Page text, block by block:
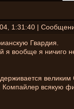
1:31:40 |
Гвардия.
я вообще я ничиго
великим
всякую